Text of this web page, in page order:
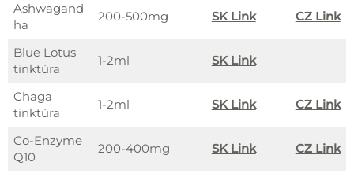
Ashwagand
ha
200-500mg SK Link CZ Link
Blue Lotus
tinktúra
1-2ml SK Link
Chaga
tinktúra
1-2ml SK Link CZ Link
Co-Enzyme
Q10
200-400mg SK Link CZ Link